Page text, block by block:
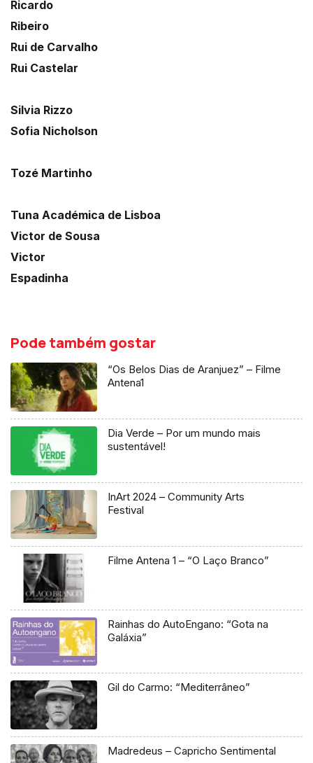
Ricardo
Ribeiro
Rui de Carvalho
Rui Castelar
Silvia Rizzo
Sofia Nicholson
Tozé Martinho
Tuna Académica de Lisboa
Victor de Sousa
Victor
Espadinha
Pode também gostar
“Os Belos Dias de Aranjuez” – Filme
Antena1
Dia Verde – Por um mundo mais
sustentável!
InArt 2024 – Community Arts
Festival
Filme Antena 1 – “O Laço Branco”
Rainhas do AutoEngano: “Gota na
Galáxia”
Gil do Carmo: “Mediterrâneo”
Madredeus – Capricho Sentimental